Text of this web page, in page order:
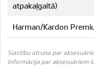
atpakaļgaitā)
Harman/Kardon
Siastību atruna par
Informācija par aksesuāriem